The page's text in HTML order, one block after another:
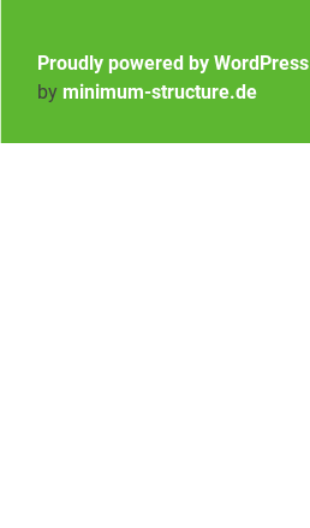
Proudly powered by WordPress
by minimum-structure.de